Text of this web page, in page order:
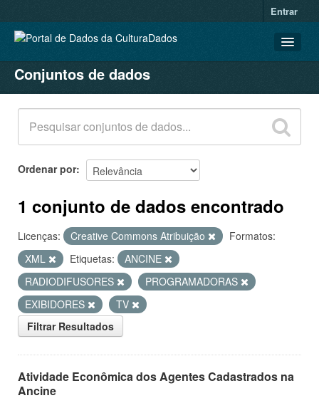
Entrar
CONJUNTOS DE DADOS
ORGANIZAÇÕES
GRUPOS
SOBRE
Conjuntos de dados
Ordenar por
1 conjunto de dados encontrado
Licenças: Creative Commons Atribuição
Formatos:
XML
Etiquetas:
ANCINE
RADIODIFUSORES
PROGRAMADORAS
EXIBIDORES
TV
Filtrar Resultados
Atividade Econômica dos Agentes Cadastrados na
Ancine